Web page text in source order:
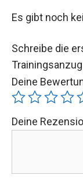
Es gibt noch
Schreibe die
Deine
Deine